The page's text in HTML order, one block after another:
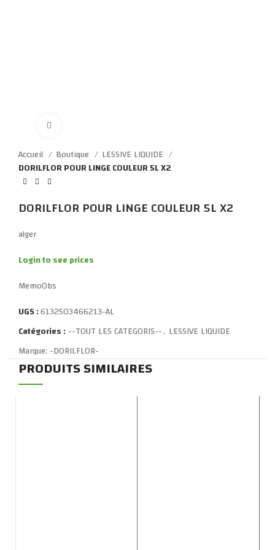
Accueil Boutique
LESSIVE LIQUIDE
DORILFLOR POUR LINGE COULEUR 5L X2
DORILFLOR POUR LINGE COULEUR 5L X2
alger
Login to see prices
MemoObs
UGS :6132503466213-AL
Catégories :--TOUT LES CATEGORIS--, LESSIVE LIQUIDE
Marque: -DORILFLOR-
PRODUITS SIMILAIRES